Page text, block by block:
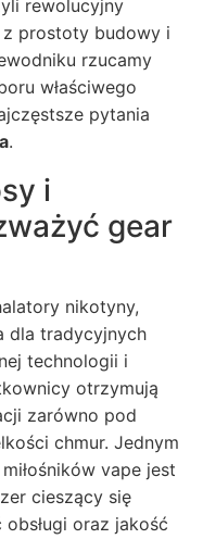
rewolucyjny
z prostoty budowy i
rzucamy
właściwego
pytania
.
i
gear
nikotyny,
dla tradycyjnych
technologii i
otrzymują
zarówno pod
chmur. Jednym
vape jest
cieszący się
oraz jakość